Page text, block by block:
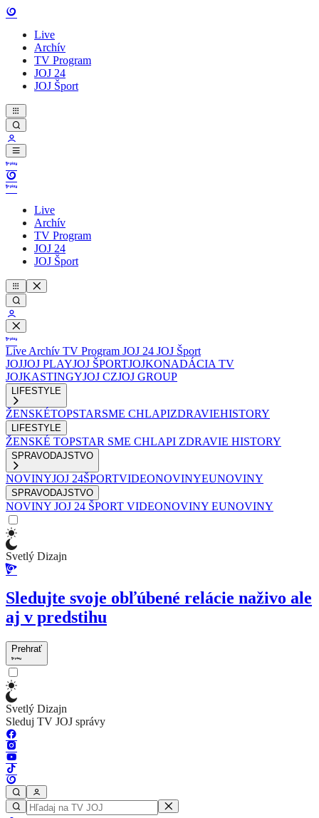
Live
Archív
TV Program
JOJ 24
JOJ Šport
Live
Archív
TV Program
JOJ 24
JOJ Šport
Live Archív TV Program JOJ 24 JOJ Šport
JOJJOJ PLAYJOJ ŠPORTJOJKONADÁCIA TV
JOJKASTINGYJOJ CZJOJ GROUP
LIFESTYLE
ŽENSKÉTOPSTARSME CHLAPIZDRAVIEHISTORY
LIFESTYLE
ŽENSKÉ TOPSTAR SME CHLAPI ZDRAVIE HISTORY
SPRAVODAJSTVO
NOVINYJOJ 24ŠPORTVIDEONOVINYEUNOVINY
SPRAVODAJSTVO
NOVINY JOJ 24 ŠPORT VIDEONOVINY EUNOVINY
Svetlý Dizajn
Sledujte svoje obľúbené relácie naživo ale
aj v predstihu
Prehrať
Svetlý Dizajn
Sleduj TV JOJ správy